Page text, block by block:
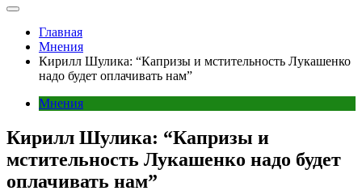
Главная
Мнения
Кирилл Шулика: “Капризы и мстительность Лукашенко
надо будет оплачивать нам”
Мнения
Кирилл Шулика: “Капризы и
мстительность Лукашенко надо будет
оплачивать нам”